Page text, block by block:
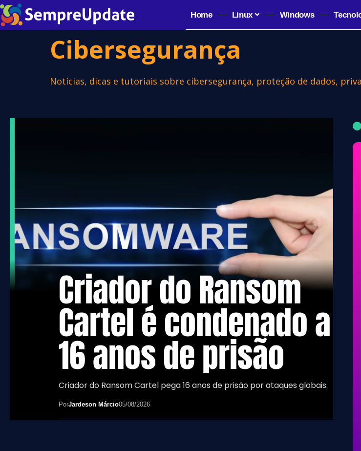
Home Linux Windows
Cibersegurança
Notícias, dicas e tutoriais sobre cibersegurança, proteção de dados,
Criador do Ransom
Cartel é condenado a
16 anos de prisão
Criador do Ransom Cartel pega 16 anos de prisão por ataques globais.
PorJardeson Márcio05/08/2026